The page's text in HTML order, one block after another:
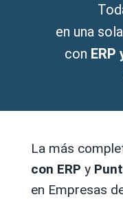
en una
con ERP
La más
con ERP y
en Empresas